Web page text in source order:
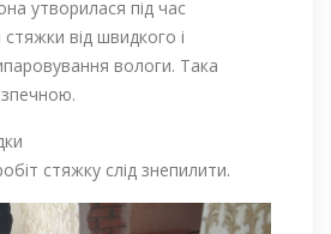
утворилася під час
стяжки від швидкого і
вологи. Така
стяжку слід знепилити.